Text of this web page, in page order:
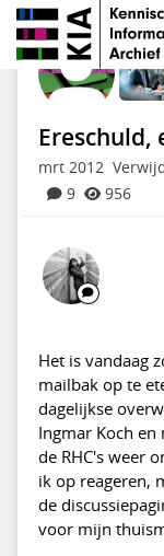
KIA
Ereschuld,
mrt 2012
9
956
Het is vandaag
mailbak op te
dagelijkse
Ingmar Koch
de RHC's weer
ik op reageren,
de
voor mijn